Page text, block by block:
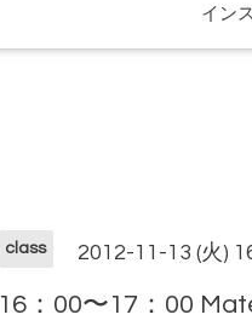
イン
class 2012-11-13 (火)
16：00〜17：00